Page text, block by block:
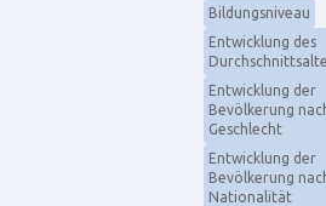
Bildungsniveau
Entwicklung des
Entwicklung der
Bevölkerung
Geschlecht
Entwicklung der
Bevölkerung
Nationalität